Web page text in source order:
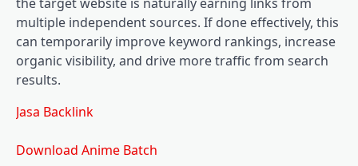
multiple independent sources. If done effectively, this
can temporarily improve keyword rankings, increase
organic visibility, and drive more traffic from search
results.
Jasa Backlink
Download Anime Batch